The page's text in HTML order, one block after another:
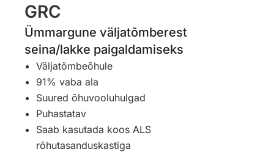
GRC
Ümmargune väljatõmberest
seina/lakke paigaldamiseks
Väljatõmbeõhule
91% vaba ala
Suured õhuvooluhulgad
Puhastatav
Saab kasutada koos ALS
rõhutasanduskastiga